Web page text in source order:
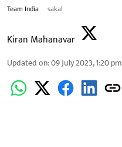
Team India sakal
Kiran Mahanavar
Updated on:09 July 2023, 1:20 pm